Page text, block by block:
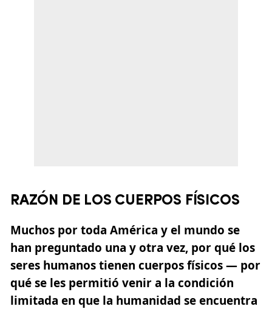
RAZÓN DE LOS CUERPOS FÍSICOS
Muchos por toda América y el mundo se
han preguntado una y otra vez, por qué los
seres humanos tienen cuerpos físicos — por
qué se les permitió venir a la condición
limitada en que la humanidad se encuentra